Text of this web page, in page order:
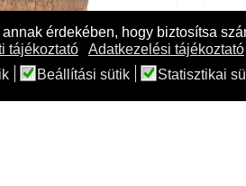
érdekében, hogy biztosítsa
tájékoztató Adatkezelési tájékoztató
Beállítási sütik Statisztikai